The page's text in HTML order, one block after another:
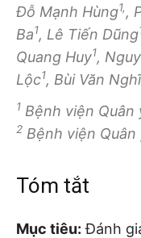
Đỗ Mạnh Hùng1,,
Ba1, Lê Tiến Dũng
Quang Huy1,
Lộc1, Bùi Văn
1 Bệnh viện Quân
2 Bệnh viện Quân
Tóm tắt
Mục tiêu: Đánh